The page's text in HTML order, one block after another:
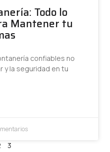
Todo lo
Mantener tu
confiables no
y la seguridad en tu
3